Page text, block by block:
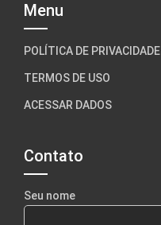
Menu
POLÍTICA DE PRIVACIDADE
TERMOS DE USO
ACESSAR DADOS
Contato
Seu nome